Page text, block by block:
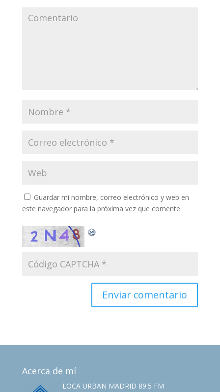
Guardar mi nombre, correo electrónico y web en
este navegador para la próxima vez que comente.
Acerca de mí
LOCA URBAN MADRID 89.5 FM